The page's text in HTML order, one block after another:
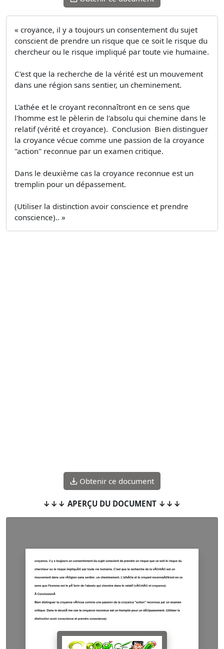
« croyance, il y a toujours un consentement du sujet
conscient de prendre un risque que ce soit le risque du
chercheur ou le risque impliqué par toute vie humaine.
C'est que la recherche de la vérité est un mouvement
dans une région sans sentier, un cheminement.
L'athée et le croyant reconnaîtront en ce sens que
l'homme est le pèlerin de l'absolu qui chemine dans le
relatif (vérité et croyance). Conclusion Bien distinguer
la croyance vécue comme une passion de la croyance
"action" reconnue par un examen critique.
Dans le deuxième cas la croyance reconnue est un
tremplin pour un dépassement.
(Utiliser la distinction avoir conscience et prendre
conscience).. »
Obtenir ce document
↓↓↓ APERÇU DU DOCUMENT ↓↓↓